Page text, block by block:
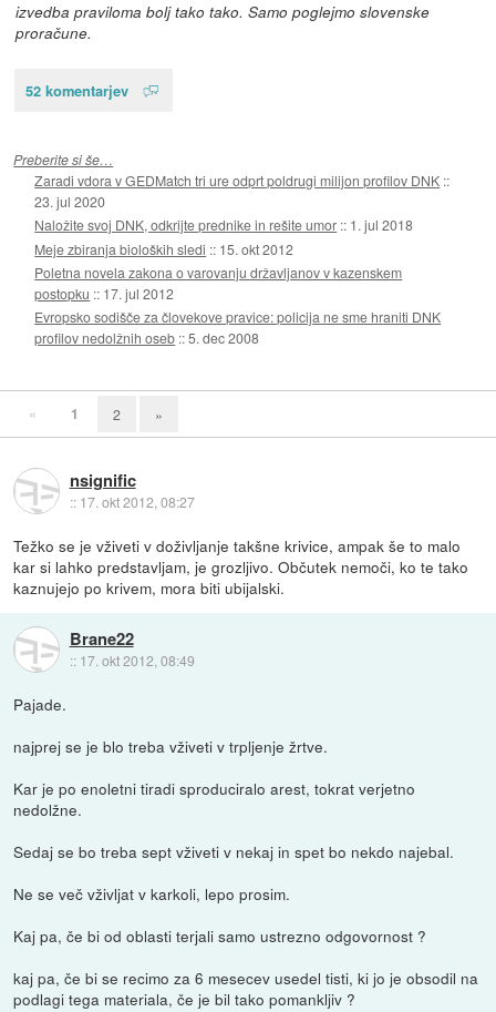
izvedba praviloma bolj tako tako. Samo poglejmo slovenske
proračune.
52 komentarjev
Preberite si še…
Zaradi vdora v GEDMatch tri ure odprt poldrugi milijon profilov DNK ::
23. jul 2020
Naložite svoj DNK, odkrijte prednike in rešite umor :: 1. jul 2018
Meje zbiranja bioloških sledi :: 15. okt 2012
Poletna novela zakona o varovanju državljanov v kazenskem
postopku :: 17. jul 2012
Evropsko sodišče za človekove pravice: policija ne sme hraniti DNK
profilov nedolžnih oseb ::5. dec 2008
« 1 2 »
nsignific
:: 17. okt 2012, 08:27
Težko se je vživeti v doživljanje takšne krivice, ampak še to malo
kar si lahko predstavljam, je grozljivo. Občutek nemoči, ko te tako
kaznujejo po krivem, mora biti ubijalski.
Brane22
:: 17. okt 2012, 08:49
Pajade.
najprej se je blo treba vživeti v trpljenje žrtve.
Kar je po enoletni tiradi sproduciralo arest, tokrat verjetno
nedolžne.
Sedaj se bo treba sept vživeti v nekaj in spet bo nekdo najebal.
Ne se več vživljat v karkoli, lepo prosim.
Kaj pa, če bi od oblasti terjali samo ustrezno odgovornost ?
kaj pa, če bi se recimo za 6 mesecev usedel tisti, ki jo je obsodil na
podlagi tega materiala, če je bil tako pomankljiv ?